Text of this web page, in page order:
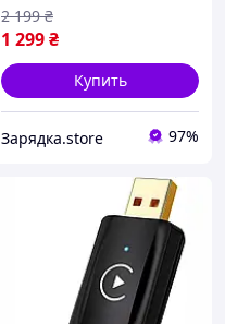
компактный картофей
1 299₴
2 199 ₴
Купить
Зарядка.store 97%